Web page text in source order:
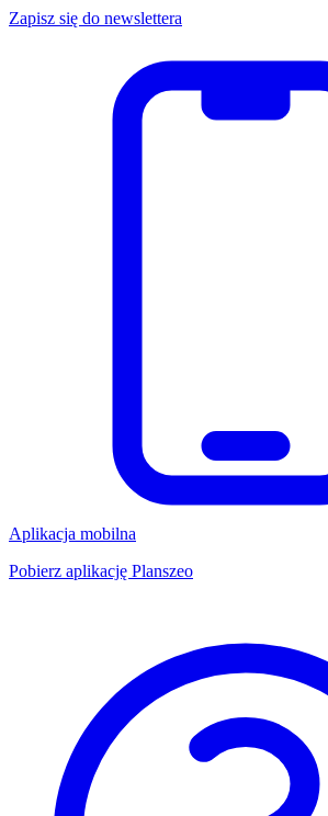
Zapisz się do newslettera
Aplikacja mobilna
Pobierz aplikację Planszeo